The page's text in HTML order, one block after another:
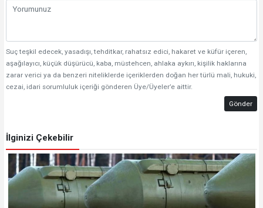
Suç teşkil edecek, yasadışı, tehditkar, rahatsız edici, hakaret ve küfür içeren,
aşağılayıcı, küçük düşürücü, kaba, müstehcen, ahlaka aykırı, kişilik haklarına
zarar verici ya da benzeri niteliklerde içeriklerden doğan her türlü mali, hukuki,
cezai, idari sorumluluk içeriği gönderen Üye/Üyeler’e aittir.
Gönder
İlginizi Çekebilir